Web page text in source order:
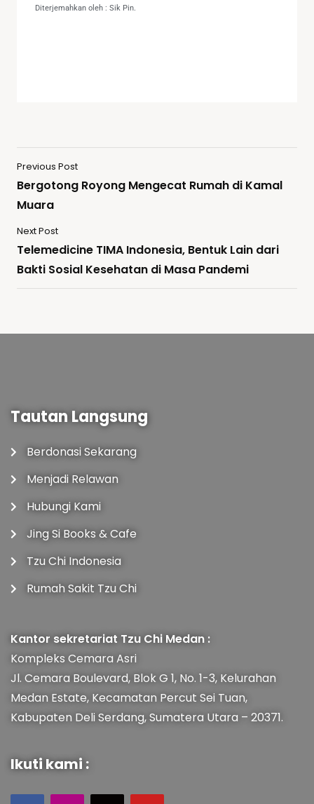
Diterjemahkan oleh : Sik Pin.
Previous Post
Bergotong Royong Mengecat Rumah di Kamal
Muara
Next Post
Telemedicine TIMA Indonesia, Bentuk Lain dari
Bakti Sosial Kesehatan di Masa Pandemi
Tautan Langsung
Berdonasi Sekarang
Menjadi Relawan
Hubungi Kami
Jing Si Books & Cafe
Tzu Chi Indonesia
Rumah Sakit Tzu Chi
Kantor sekretariat Tzu Chi Medan :
Kompleks Cemara Asri
Jl. Cemara Boulevard, Blok G 1, No. 1-3, Kelurahan
Medan Estate, Kecamatan Percut Sei Tuan,
Kabupaten Deli Serdang, Sumatera Utara – 20371.
Ikuti kami :